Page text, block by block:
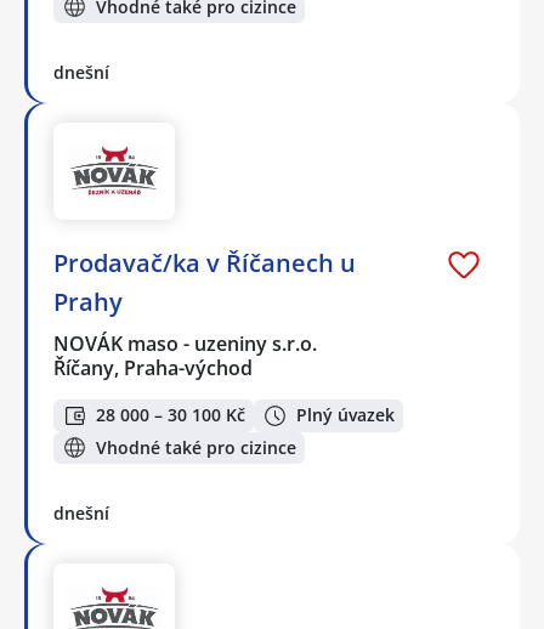
Vhodné také pro cizince
dnešní
Prodavač/ka v Říčanech u
Prahy
NOVÁK maso - uzeniny s.r.o.
Říčany, Praha-východ
28 000 – 30 100 Kč
Plný úvazek
Vhodné také pro cizince
dnešní